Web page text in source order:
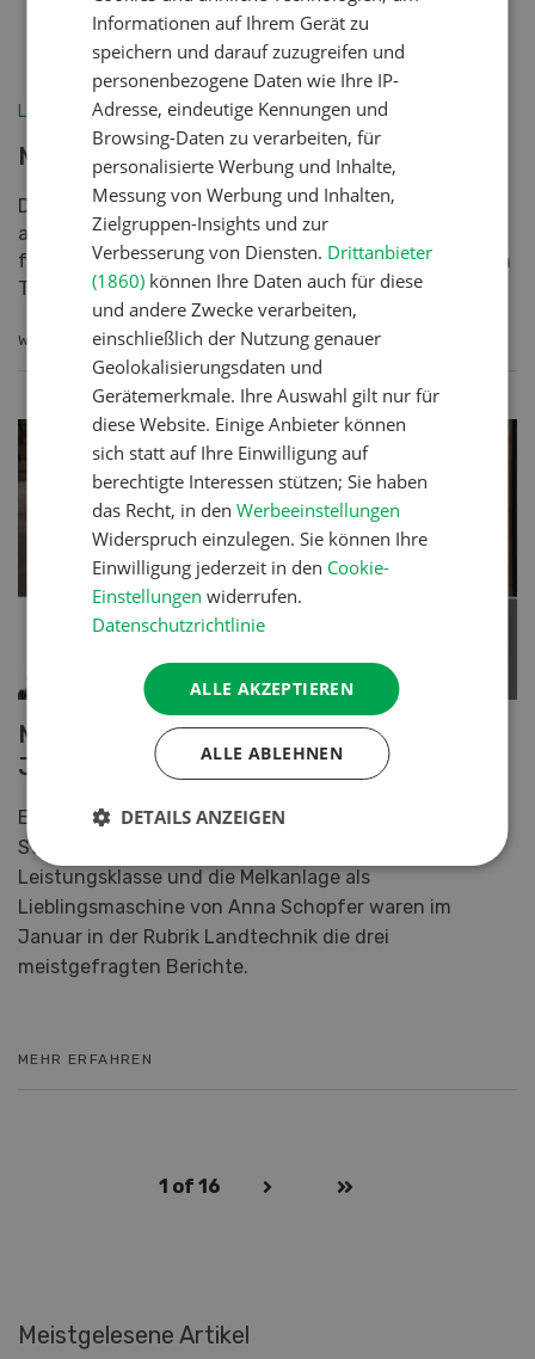
Landtechnik
Mehr fahren, weniger bezahlen
Das TractoScope-Berechnungsprogramm stützt sich
auf den Kostenkatalog von Agroscope, um die Kosten
für den Einsatz von Maschinen zu ermitteln. Bei einem
Tr...
WEITERLESEN
Meistbeachtete Landtechnik-Artikel im
Januar
Ein Zapfwellengenerator als Notlösung bei
Stromausfall, Allrounder-Traktoren der mittleren
Leistungsklasse und die Melkanlage als
Lieblingsmaschine von Anna Schopfer waren im
Januar in der Rubrik Landtechnik die drei
meistgefragten Berichte.
MEHR ERFAHREN
1 of 16
Meistgelesene Artikel
Informationen auf Ihrem Gerät zu
speichern und darauf zuzugreifen und
personenbezogene Daten wie Ihre IP-
Adresse, eindeutige Kennungen und
Browsing-Daten zu verarbeiten, für
personalisierte Werbung und Inhalte,
Messung von Werbung und Inhalten,
Zielgruppen-Insights und zur
Verbesserung von Diensten. Drittanbieter
(1860) können Ihre Daten auch für diese
und andere Zwecke verarbeiten,
einschließlich der Nutzung genauer
Geolokalisierungsdaten und
Gerätemerkmale. Ihre Auswahl gilt nur für
diese Website. Einige Anbieter können
sich statt auf Ihre Einwilligung auf
berechtigte Interessen stützen; Sie haben
das Recht, in denWerbeeinstellungen
Widerspruch einzulegen. Sie können Ihre
Einwilligung jederzeit in den Cookie-
Einstellungen widerrufen.
Datenschutzrichtlinie
ALLE AKZEPTIEREN
ALLE ABLEHNEN
DETAILS ANZEIGEN